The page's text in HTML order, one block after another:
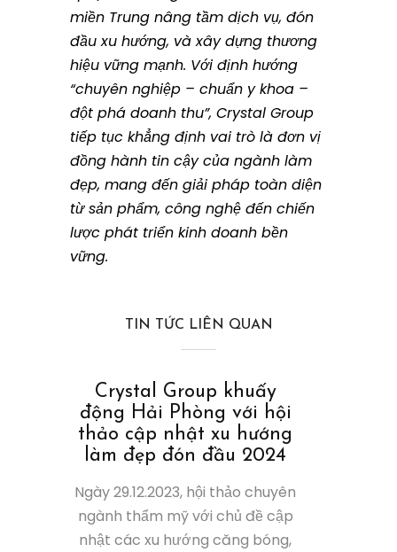
miền Trung nâng tầm dịch vụ, đón
đầu xu hướng, và xây dựng thương
hiệu vững mạnh. Với định hướng
“chuyên nghiệp – chuẩn y khoa –
đột phá doanh thu”, Crystal Group
tiếp tục khẳng định vai trò là đơn vị
đồng hành tin cậy của ngành làm
đẹp, mang đến giải pháp toàn diện
từ sản phẩm, công nghệ đến chiến
lược phát triển kinh doanh bền
vững.
TIN TỨC LIÊN QUAN
Crystal Group khuấy
động Hải Phòng với hội
thảo cập nhật xu hướng
làm đẹp đón đầu 2024
Ngày 29.12.2023, hội thảo chuyên
ngành thẩm mỹ với chủ đề cập
nhật các xu hướng căng bóng,